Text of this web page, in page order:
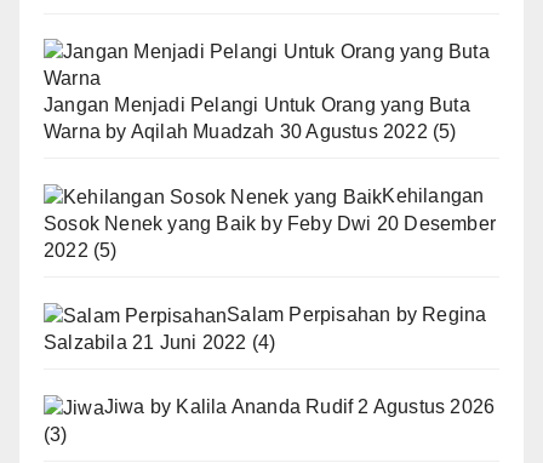
Jangan Menjadi Pelangi Untuk Orang yang Buta
Warna by Aqilah Muadzah 30 Agustus 2022 (5)
Kehilangan
Sosok Nenek yang Baik by Feby Dwi 20 Desember
2022 (5)
Salam Perpisahan by Regina
Salzabila 21 Juni 2022 (4)
Jiwa by Kalila Ananda Rudif 2 Agustus 2026
(3)